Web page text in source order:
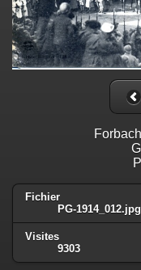
Fichier
PG-1914_012.jpg
Visites
9303